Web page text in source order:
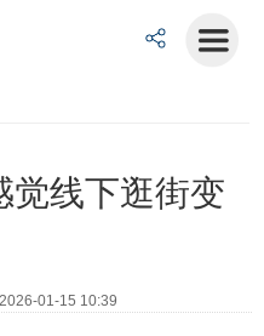
觉线下逛街变
01-15 10:39